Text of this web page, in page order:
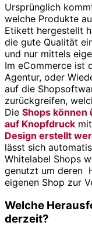
Ursprünglich
welche Produkte
Etikett hergestellt
die gute Qualität
und nur mittels
Im eCommerce ist
Agentur, oder
auf die
zurückgreifen,
Die Shops können
auf Knopfdruck
Design erstellt
lässt sich
Whitelabel Shops
genutzt um deren
eigenen Shop zur
Welche
derzeit?